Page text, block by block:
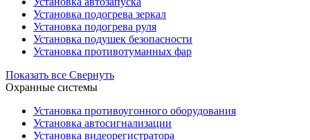
Установка подогрева зеркал
Установка подогрева руля
Установка подушек безопасности
Установка противотуманных фар
Показать все Свернуть
Охранные системы
Установка противоугонного оборудования
Установка автосигнализации
Установка видеорегистратора